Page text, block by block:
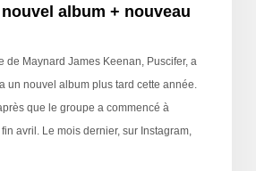
nouvel album + nouveau
de Maynard James Keenan, Puscifer, a
un nouvel album plus tard cette année.
que le groupe a commencé à
avril. Le mois dernier, sur Instagram,